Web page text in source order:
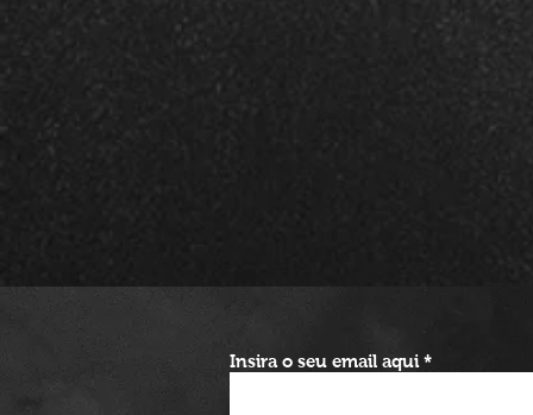
Insira o seu email aqui